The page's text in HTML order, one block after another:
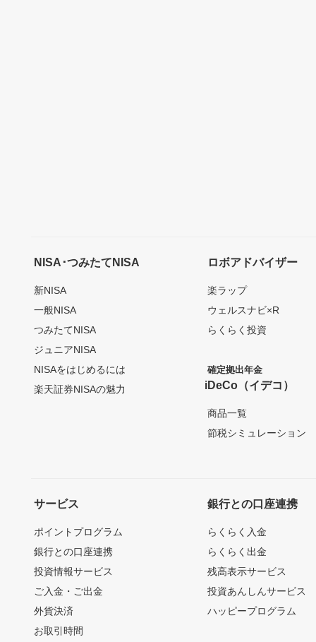
NISA･つみたてNISA
新NISA
一般NISA
つみたてNISA
ジュニアNISA
NISAをはじめるには
楽天証券NISAの魅力
ロボアドバイザー
楽ラップ
ウェルスナビ×R
らくらく投資
確定拠出年金
iDeCo（イデコ）
商品一覧
節税シミュレーション
サービス
ポイントプログラム
銀行との口座連携
投資情報サービス
ご入金・ご出金
外貨決済
お取引時間
銀行との口座連携
らくらく入金
らくらく出金
残高表示サービス
投資あんしんサービス
ハッピープログラム